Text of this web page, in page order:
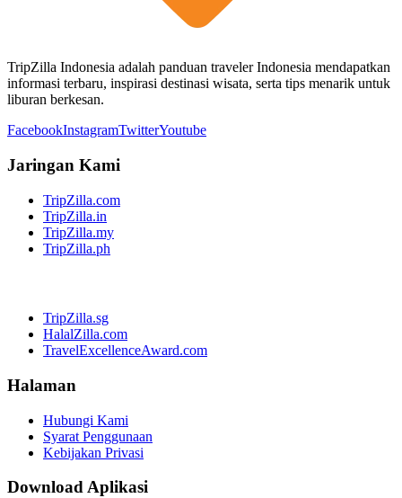
TripZilla Indonesia adalah panduan traveler Indonesia mendapatkan
informasi terbaru, inspirasi destinasi wisata, serta tips menarik untuk
liburan berkesan.
FacebookInstagramTwitterYoutube
Jaringan Kami
TripZilla.com
TripZilla.in
TripZilla.my
TripZilla.ph
TripZilla.sg
HalalZilla.com
TravelExcellenceAward.com
Halaman
Hubungi Kami
Syarat Penggunaan
Kebijakan Privasi
Download Aplikasi